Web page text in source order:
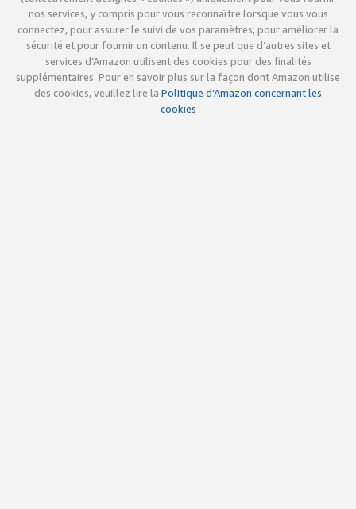
nos services, y compris pour vous reconnaître lorsque vous vous
connectez, pour assurer le suivi de vos paramètres, pour améliorer la
sécurité et pour fournir un contenu. Il se peut que d’autres sites et
services d’Amazon utilisent des cookies pour des finalités
supplémentaires. Pour en savoir plus sur la façon dont Amazon utilise
des cookies, veuillez lire la Politique d’Amazon concernant les
cookies